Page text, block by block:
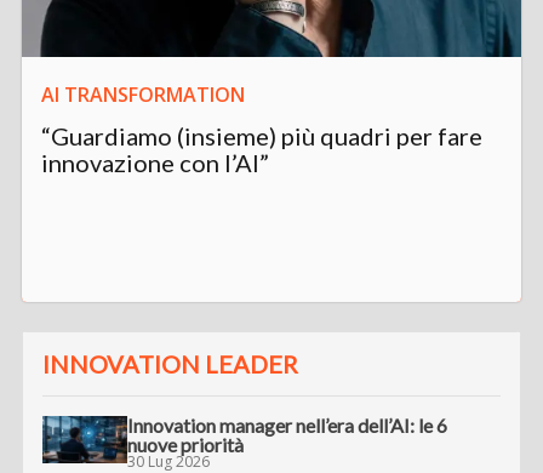
AI TRANSFORMATION
“Guardiamo (insieme) più quadri per fare
innovazione con l’AI”
INNOVATION LEADER
Innovation manager nell’era dell’AI: le 6
nuove priorità
30 Lug 2026